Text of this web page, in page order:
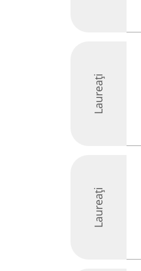
Laureați
Laureați